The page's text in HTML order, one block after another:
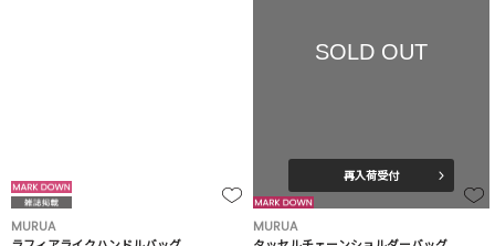
MURUA
SOLD OUT
再入荷受付
MURUA